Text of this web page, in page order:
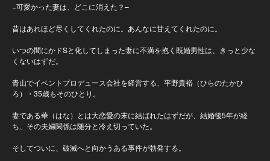
−可愛かった妻は、どこに消えた？–
昔はあれほど尽くしてくれたのに。あんなに甘えてくれたのに。
いつの間にかドSと化してしまった妻に不満を抱く既婚男性は、きっと少な
くないはずだ。
青山でイベントプロデュース会社を経営する、平野貴裕（ひらのたかひ
ろ）・35歳もそのひとり。
妻である華（はな）とは大恋愛の末に結ばれたはずだが、結婚後5年が経
ち、その夫婦関係は随分と冷え切っていた。
そしてついに、破滅へと向かうある事件が勃発する。